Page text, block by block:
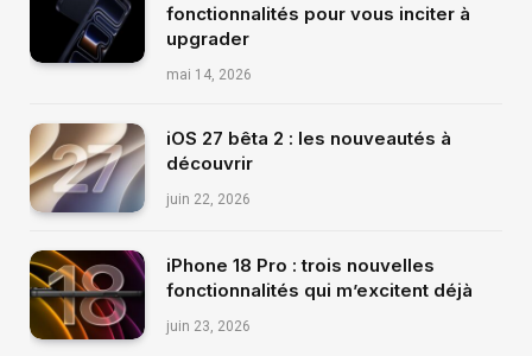
fonctionnalités pour vous inciter à
upgrader
mai 14, 2026
iOS 27 bêta 2 : les nouveautés à
découvrir
juin 22, 2026
iPhone 18 Pro : trois nouvelles
fonctionnalités qui m’excitent déjà
juin 23, 2026